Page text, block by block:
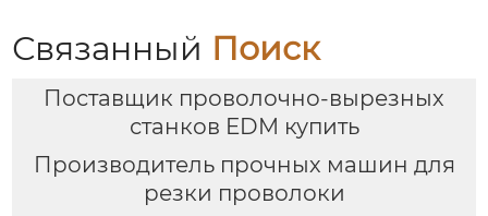
Связанный Поиск
Поставщик проволочно-вырезных
станков EDM купить
Производитель прочных машин для
резки проволоки